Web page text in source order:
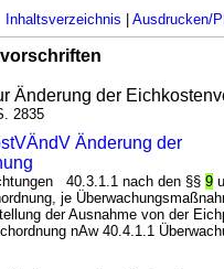
Inhaltsverzeichnis Ausdrucken/
Änderung der
2835
Änderung der
40.3.1.1 nach den §§9
je
der Ausnahme von der
nAw 40.4.1.1